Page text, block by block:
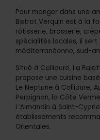
Pour manger dans une
Bistrot Verquin est à la
rôtisserie, brasserie,
spécialités locales, il
méditerranéenne, sud-
Situé à Collioure, La
propose une cuisine
Le Neptune à Collioure,
Perpignan, la Côte
L’Almandin à Saint-
établissements
Orientales.